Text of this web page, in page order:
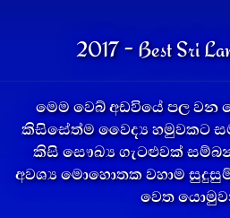
2017 - Best Sri
මෙම වෙබ් අඩවියේ පල වන
කිසිසේත්ම වෛද්‍ය හමුවකට
කිසි සෞඛ්‍ය ගැටළුවක්
අවශ්‍ය මොහොතක වහාම
වෙත